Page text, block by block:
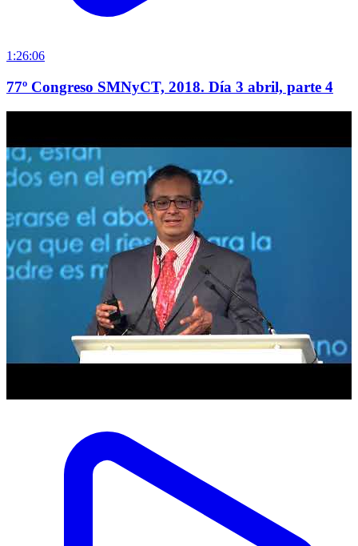
1:26:06
77º Congreso SMNyCT, 2018. Día 3 abril, parte 4